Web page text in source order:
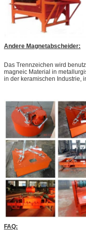
Andere Magnetabscheider:
Das Trennzeichen wird
magneic Material in
in der keramischen Industrie,
FAQ: